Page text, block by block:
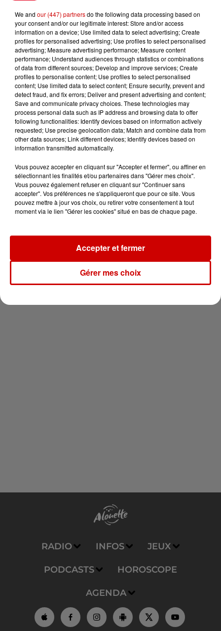
Le Duel - Gagnez vos entrées
pour l'un des zoos de nos
régions !
Destination Vacances - Gagnez
votre séjour en famille au cœur
de la...
Destination Vacances : inscrivez-
vous !
Newsletter
RADIO INFOS JEUX
PODCASTS HOROSCOPE
AGENDA
We and our (447) partnersdo the following data processing based on
your consent and/or our legitimate interest: Store and/or access
information on a device; Use limited data to select advertising; Create
profiles for personalised advertising; Use profiles to select personalised
advertising; Measure advertising performance; Measure content
performance; Understand audiences through statistics or combinations
of data from different sources; Develop and improve services; Create
profiles to personalise content; Use profiles to select personalised
content; Use limited data to select content; Ensure security, prevent and
detect fraud, and fix errors; Deliver and present advertising and content;
Save and communicate privacy choices. These technologies may
process personal data such as IP address and browsing data to offer
following functionalities: Identify devices based on information actively
requested; Use precise geolocation data; Match and combine data from
other data sources; Link different devices; Identify devices based on
information transmitted automatically.
Vous pouvez accepter en cliquant sur "Accepter et fermer", ou affiner en
sélectionnant les finalités et/ou partenaires dans "Gérer mes choix".
Vous pouvez également refuser en cliquant sur "Continuer sans
accepter". Vos préférences ne s'appliqueront que pour ce site. Vous
pouvez mettre à jour vos choix, ou retirer votre consentement à tout
moment via le lien "Gérer les cookies" situé en bas de chaque page.
Gérer mes choix
Accepter et fermer